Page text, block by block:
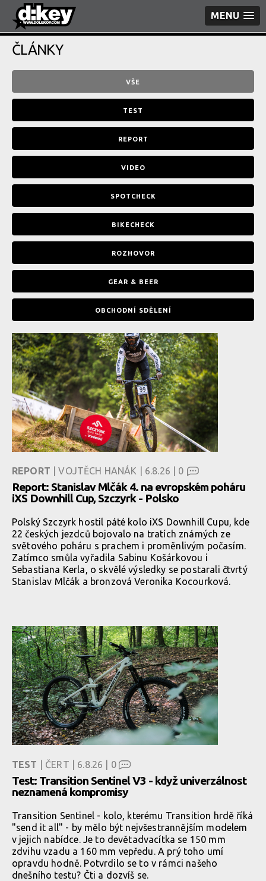
MENU
ČLÁNKY
VŠE
TEST
REPORT
VIDEO
SPOTCHECK
BIKECHECK
ROZHOVOR
GEAR & BEER
OBCHODNÍ SDĚLENÍ
REPORT | VOJTĚCH HANÁK | 6.8.26 | 0
Report: Stanislav Mlčák 4. na evropském poháru
iXS Downhill Cup, Szczyrk - Polsko
Polský Szczyrk hostil páté kolo iXS Downhill Cupu, kde
22 českých jezdců bojovalo na tratích známých ze
světového poháru s prachem i proměnlivým počasím.
Zatímco smůla vyřadila Sabinu Košárkovou i
Sebastiana Kerla, o skvělé výsledky se postarali čtvrtý
Stanislav Mlčák a bronzová Veronika Kocourková.
TEST | ČERT | 6.8.26 | 0
Test: Transition Sentinel V3 - když univerzálnost
neznamená kompromisy
Transition Sentinel - kolo, kterému Transition hrdě říká
"send it all" - by mělo být nejvšestrannějším modelem
v jejich nabídce. Je to devětadvacítka se 150 mm
zdvihu vzadu a 160 mm vepředu. A prý toho umí
opravdu hodně. Potvrdilo se to v rámci našeho
dnešního testu? Čti a dozvíš se.